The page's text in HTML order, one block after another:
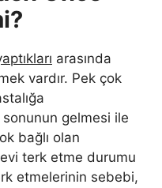
arasında
vardır. Pek çok
gelmesi ile
bağlı olan
terk etme durumu
etmelerinin sebebi,